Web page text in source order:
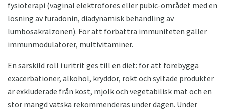
fysioterapi (vaginal elektrofores eller pubic-området med en
lösning av furadonin, diadynamisk behandling av
lumbosakralzonen). För att förbättra immuniteten gäller
immunmodulatorer, multivitaminer.
En särskild roll i uritrit ges till en diet: för att förebygga
exacerbationer, alkohol, kryddor, rökt och syltade produkter
är exkluderade från kost, mjölk och vegetabilisk mat och en
stor mängd vätska rekommenderas under dagen. Under